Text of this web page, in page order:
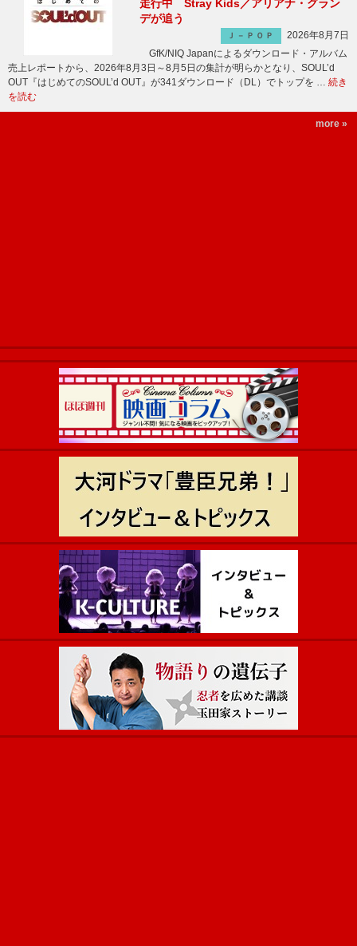
走行中 Stray Kids／アリアナ・グラン
デが追う
Ｊ－ＰＯＰ
2026年8月7日
GfK/NIQ Japanによるダウンロード・アルバム
売上レポートから、2026年8月3日～8月5日の集計が明らかとなり、SOUL’d
OUT『はじめてのSOUL’d OUT』が341ダウンロード（DL）でトップを … 続き
を読む
more »